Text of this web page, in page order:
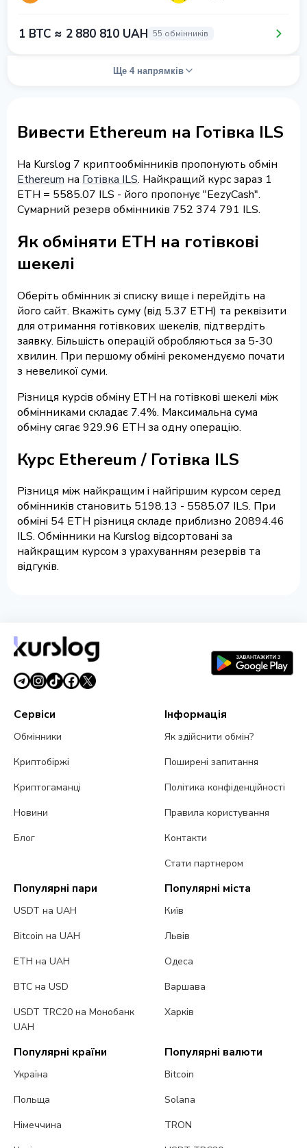
1 BTC ≈ 2 880 810 UAH 55 обмінників
Ще 4 напрямків
Вивести Ethereum на Готівка ILS
На Kurslog 7 криптообмінників пропонують обмін
Ethereum на Готівка ILS. Найкращий курс зараз 1
ETH = 5585.07 ILS - його пропонує "EezyCash".
Сумарний резерв обмінників 752 374 791 ILS.
Як обміняти ETH на готівкові
шекелі
Оберіть обмінник зі списку вище і перейдіть на
його сайт. Вкажіть суму (від 5.37 ETH) та реквізити
для отримання готівкових шекелів, підтвердіть
заявку. Більшість операцій обробляються за 5-30
хвилин. При першому обміні рекомендуємо почати
з невеликої суми.
Різниця курсів обміну ETH на готівкові шекелі між
обмінниками складає 7.4%. Максимальна сума
обміну сягає 929.96 ETH за одну операцію.
Курс Ethereum / Готівка ILS
Різниця між найкращим і найгіршим курсом серед
обмінників становить 5198.13 - 5585.07 ILS. При
обміні 54 ETH різниця складе приблизно 20894.46
ILS. Обмінники на Kurslog відсортовані за
найкращим курсом з урахуванням резервів та
відгуків.
Сервіси
Обмінники
Криптобіржі
Криптогаманці
Новини
Блог
Інформація
Як здійснити обмін?
Поширені запитання
Політика конфіденційності
Правила користування
Контакти
Стати партнером
Популярні пари
USDT на UAH
Bitcoin на UAH
ETH на UAH
BTC на USD
USDT TRC20 на Монобанк
UAH
Популярні міста
Київ
Львів
Одеса
Варшава
Харків
Популярні країни
Україна
Польща
Німеччина
Популярні валюти
Bitcoin
Solana
TRON